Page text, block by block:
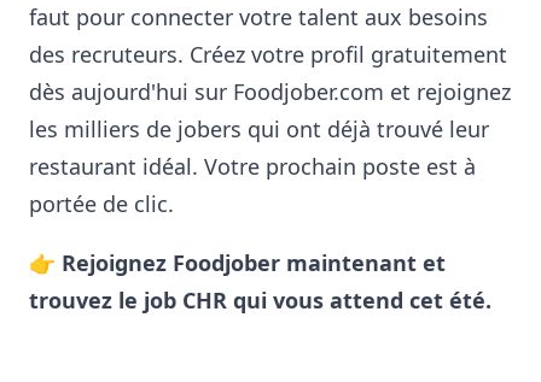
faut pour connecter votre talent aux besoins
des recruteurs. Créez votre profil gratuitement
dès aujourd'hui sur Foodjober.com et rejoignez
les milliers de jobers qui ont déjà trouvé leur
restaurant idéal. Votre prochain poste est à
portée de clic.
👉 Rejoignez Foodjober maintenant et
trouvez le job CHR qui vous attend cet été.